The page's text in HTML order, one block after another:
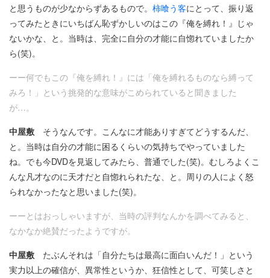
と思うものが少なからずあるもので。 柿喰う客にとって、振り返
ってみたときにいちばん恥ずかしいのはこの『俺を縛れ！』じゃ
ないかな、と。当時は、完全に自分の才能に自惚れていましたか
ら(笑)。
ーー何でもこの『俺を縛れ！』には「俺を縛れるものなら縛って
みろ！」という挑発的な意味がこめられていると聞きました
が…。
中屋敷 そうなんです。こんなに才能ありすぎてどうするんだ、
と。当時は自分の才能に困るくらいの気持ちでやっていました
ね。でも今DVDを見返してみたら、普通でした(笑)。むしろよくこ
んな凡才なのに天才だと自惚れられたな、と。周りの人によく怒
られなかったなと思いました(笑)。
ーーとはおっしゃいますが、当時の評判なんかを調べてみると、
なかなか絶賛だったようですが。
中屋敷 たぶんそれは「自分たちは最高に面白いんだ！」という
実力以上の確信が、異常性というか、狂信性として、可笑しさと